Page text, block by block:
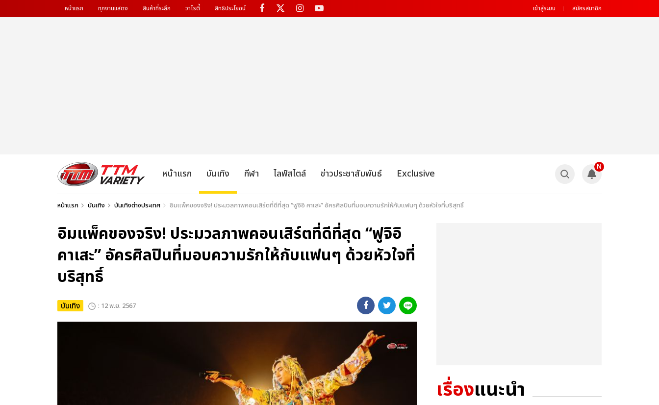
หน้าแรก ทุกงานแสดง สินค้าที่ระลึก วาไรตี้ สิทธิประโยชน์ เข้าสู่ระบบ สมัครสมาชิก
หน้าแรก บันเทิง กีฬา ไลฟ์สไตล์ ข่าวประชาสัมพันธ์ Exclusive
N
หน้าแรก บันเทิง บันเทิงต่างประเทศ อิมแพ็คของจริง! ประมวลภาพคอนเสิร์ตที่ดีที่สุด “ฟูจิอิ คาเสะ” อัครศิลปินที่มอบความรักให้กับแฟนๆ ด้วยหัวใจที่บริสุทธิ์
อิมแพ็คของจริง! ประมวลภาพคอนเสิร์ตที่ดีที่สุด “ฟูจิอิ
คาเสะ” อัครศิลปินที่มอบความรักให้กับแฟนๆ ด้วยหัวใจที่
บริสุทธิ์
บันเทิง : 12 พ.ย. 2567
เรื่องแนะนำ